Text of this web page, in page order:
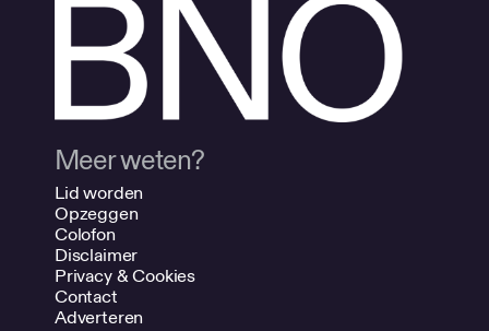
Meer weten?
Lid worden
Opzeggen
Colofon
Disclaimer
Privacy & Cookies
Contact
Adverteren